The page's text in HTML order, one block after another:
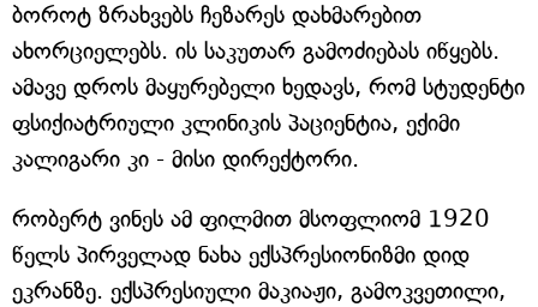
ბოროტ ზრახვებს ჩეზარეს დახმარებით
ახორციელებს. ის საკუთარ გამოძიებას იწყებს.
ამავე დროს მაყურებელი ხედავს, რომ სტუდენტი
ფსიქიატრიული კლინიკის პაციენტია, ექიმი
კალიგარი კი - მისი დირექტორი.
რობერტ ვინეს ამ ფილმით მსოფლიომ 1920
წელს პირველად ნახა ექსპრესიონიზმი დიდ
ეკრანზე. ექსპრესიული მაკიაჟი, გამოკვეთილი,